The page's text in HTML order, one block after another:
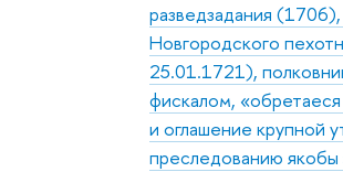
разведзадания
Новгородского
25.01.1721),
фискалом,
и оглашение крупной
преследованию якобы